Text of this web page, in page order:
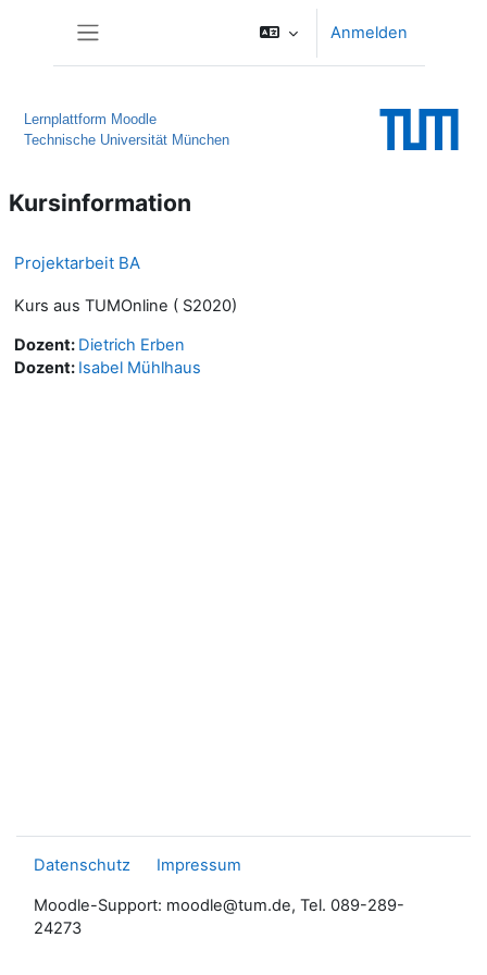
Anmelden
Lernplattform Moodle
Technische Universität München
Kursinformation
Projektarbeit BA
Kurs aus TUMOnline ( S2020)
Dozent: Dietrich Erben
Dozent: Isabel Mühlhaus
Datenschutz Impressum
Moodle-Support: moodle@tum.de, Tel. 089-289-
24273